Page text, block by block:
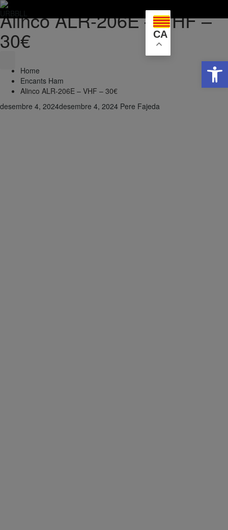
Skip
to
content
Alinco ALR-206E – VHF –
30€
Home
Encants Ham
Alinco ALR-206E – VHF – 30€
desembre 4, 2024desembre 4, 2024 Pere Fajeda
CA
Obre